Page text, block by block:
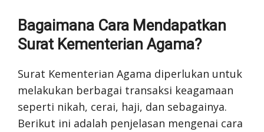
Bagaimana Cara Mendapatkan
Surat Kementerian Agama?
Surat Kementerian Agama diperlukan untuk
melakukan berbagai transaksi keagamaan
seperti nikah, cerai, haji, dan sebagainya.
Berikut ini adalah penjelasan mengenai cara